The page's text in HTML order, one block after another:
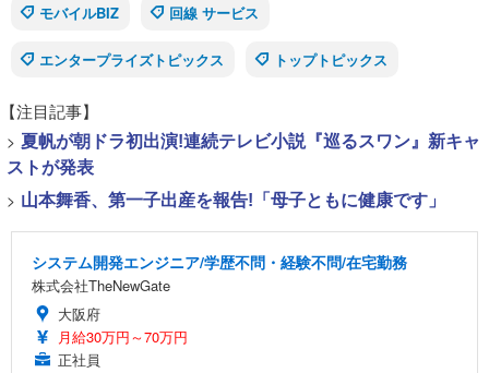
モバイルBIZ 回線 サービス
エンタープライズトピックス トップトピックス
【注目記事】
> 夏帆が朝ドラ初出演!連続テレビ小説『巡るスワン』新キャ
ストが発表
> 山本舞香、第一子出産を報告!「母子ともに健康です」
システム開発エンジニア/学歴不問・経験不問/在宅勤務
株式会社TheNewGate
大阪府
月給30万円～70万円
正社員